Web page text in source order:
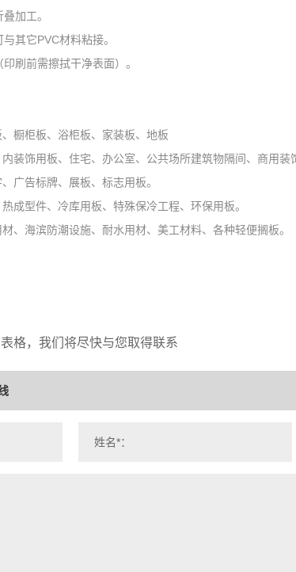
加工。
其它PVC材料粘接。
刷前需擦拭干净表面）。
橱柜板、浴柜板、家装板、地板
装饰用板、住宅、办公室、公共场所建筑物隔间、商用装
广告标牌、展板、标志用板。
成型件、冷库用板、特殊保冷工程、环保用板。
、海滨防潮设施、耐水用材、美工材料、各种轻便搁板。
格，我们将尽快与您取得联系